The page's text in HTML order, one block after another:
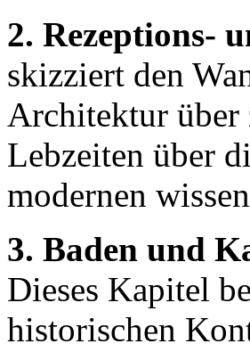
2. Rezeptions-
skizziert den
Architektur über
Lebzeiten über
modernen
3. Baden und
Dieses Kapitel
historischen